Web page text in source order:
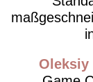
Oleksiy